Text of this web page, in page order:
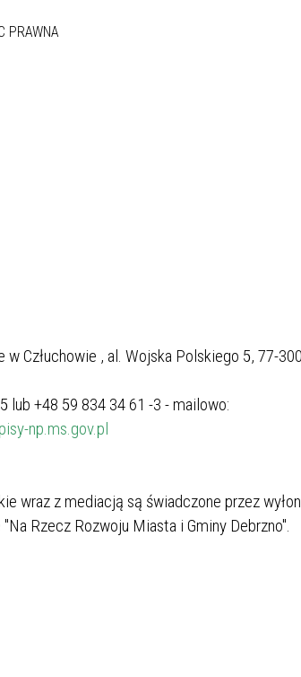
Człuchowie , al. Wojska Polskiego 5, 77-300
lub +48 59 834 34 61 -3 - mailowo:
np.ms.gov.pl
wraz z mediacją są świadczone przez
Rzecz Rozwoju Miasta i Gminy Debrzno".